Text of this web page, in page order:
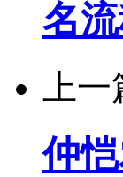
名
上一
仲